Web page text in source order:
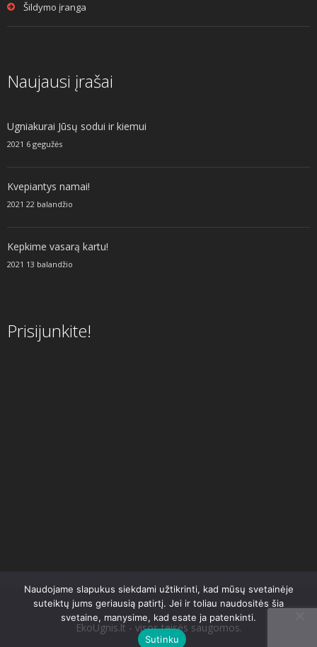
Šildymo įranga
Naujausi įrašai
Ugniakurai Jūsų sodui ir kiemui
2021 6 gegužės
Kvepiantys namai!
2021 22 balandžio
Kepkime vasarą kartu!
2021 13 balandžio
Prisijunkite!
EkoUgnis.lt - visos teisės saugomos.
Naudojame slapukus siekdami užtikrinti, kad mūsų svetainėje
suteiktų jums geriausią patirtį. Jei ir toliau naudositės šia
svetaine, manysime, kad esate ja patenkinti.
Sutinku